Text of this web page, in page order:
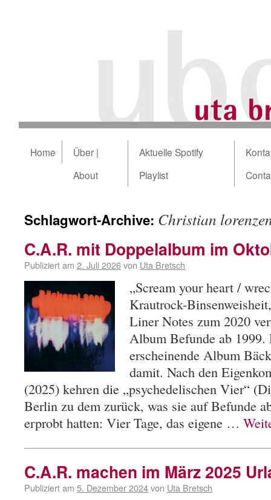
Home
Über |
About
Aktuelle Spotify
Playlist
Schlagwort-Archive: Christian
C.A.R. mit Doppelalbum im
Publiziert am 2. Juli 2026von Uta Bretsch
„Scream your heart /
Krautrock-
Liner Notes zum 2020
Album Befunde ab 1999.
erscheinende Album
damit. Nach den
(2025) kehren die „psychedelischen Vier“
Berlin zu dem zurück, was sie auf Befunde
erprobt hatten: Vier Tage, das eigene …
C.A.R. machen im März 2025
Publiziert am 5. Dezember 2024von Uta Bretsch